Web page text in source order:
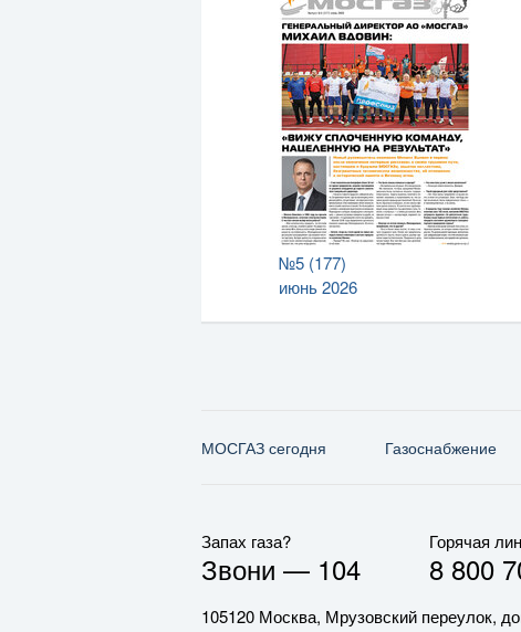
№5 (177)
июнь 2026
МОСГАЗ сегодня Газо­снабжение
Запах газа?
Звони — 104
Горячая
8 800
105120 Москва, Мрузовский переулок,